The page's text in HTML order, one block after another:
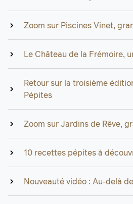
Zoom sur Piscines Vinet,
Le Château de la Frémoire,
Retour sur la troisième
Pépites
Zoom sur Jardins de Rêve,
10 recettes pépites à
Nouveauté vidéo : Au-delà